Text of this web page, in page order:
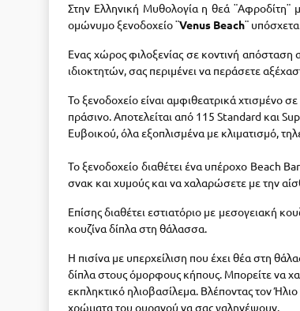
Στην Ελληνική Μυθολογία η θεά ¨Αφροδίτη¨
ομώνυμο ξενοδοχείο ¨Venus Beach¨
Ενας χώρος φιλοξενίας σε κοντινή
ιδιοκτητών, σας περιμένει να περάσετε
Το ξενοδοχείο είναι αμφιθεατρικά
πράσινο. Αποτελείται από 115 Standard και
Eυβοικού, όλα εξοπλισμένα με κλιματισμό,
Το ξενοδοχείο διαθέτει ένα υπέροχο Beach
σνακ και χυμούς και να χαλαρώσετε με την
Επίσης διαθέτει εστιατόριο με μεσογειακή
κουζίνα δίπλα στη θάλασσα.
Η πισίνα με υπερχείλιση που έχει θέα στη
δίπλα στους όμορφους κήπους. Μπορείτε να
εκπληκτικό ηλιοβασίλεμα. Βλέποντας τον
χρώματα του ουρανού να σας γαληνέψουν.